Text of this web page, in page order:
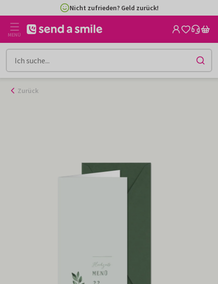
Inhalt
gehen
Nicht zufrieden? Geld zurück!
MENÜ
Zurück